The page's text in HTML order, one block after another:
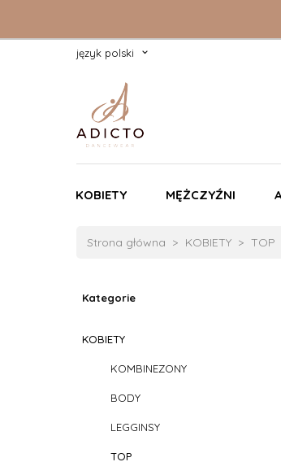
język polski
KOBIETY MĘŻCZYŹNI
Strona główna KOBIETY TOP
Kategorie
KOBIETY
KOMBINEZONY
BODY
LEGGINSY
TOP